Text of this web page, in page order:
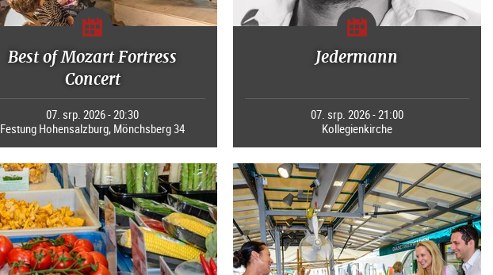
Best of Mozart Fortress
Concert
07. srp. 2026 - 20:30
Festung Hohensalzburg, Mönchsberg 34
Jedermann
07. srp. 2026 - 21:00
Kollegienkirche